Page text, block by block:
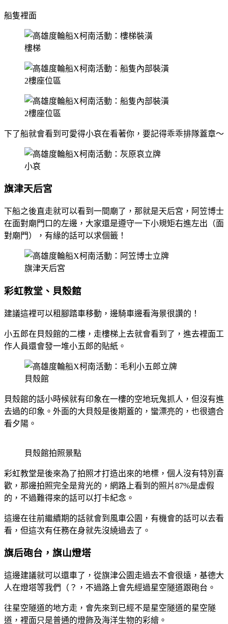
船隻裡面
樓梯
2樓座位區
2樓座位區
下了船就會看到可愛得小哀在看著你，要記得乖乖排隊蓋章～
小哀
旗津天后宮
下船之後直走就可以看到一間廟了，那就是天后宮，阿笠博士
在面對廟門口的左邊，大家還是遵守一下小規矩右進左出（面
對廟門），有緣的話可以求個籤！
旗津天后宮
彩虹教堂、貝殼館
建議這裡可以租腳踏車移動，邊騎車邊看海景很讚的！
小五郎在貝殼館的二樓，走樓梯上去就會看到了，進去裡面工
作人員還會發一堆小五郎的貼紙。
貝殼館
貝殼館的話小時候就有印象在一樓的空地玩鬼抓人，但沒有進
去過的印象。外面的大貝殼是後期蓋的，蠻漂亮的，也很適合
看夕陽。
貝殼館拍照景點
彩虹教堂是後來為了拍照才打造出來的地標，個人沒有特別喜
歡，那邊拍照完全是背光的，網路上看到的照片87%是虛假
的，不過難得來的話可以打卡紀念。
這邊在往前繼續期的話就會到風車公園，有機會的話可以去看
看，但這次有任務在身就先沒繞過去了。
旗后砲台，旗山燈塔
這邊建議就可以還車了，從旗津公園走過去不會很遠，基德大
人在燈塔等我們（？，不過路上會先經過星空隧道跟砲台。
往星空隧道的地方走，會先來到已經不是星空隧道的星空隧
道，裡面只是普通的燈飾及海洋生物的彩繪。